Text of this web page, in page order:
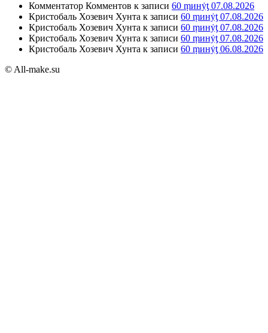
Комментатор Комментов к записи 60 ṃинẏƫ 07.08.2026
Кристобаль Хозевич Хунта к записи 60 ṃинẏƫ 07.08.2026
Кристобаль Хозевич Хунта к записи 60 ṃинẏƫ 07.08.2026
Кристобаль Хозевич Хунта к записи 60 ṃинẏƫ 07.08.2026
Кристобаль Хозевич Хунта к записи 60 ṃинẏƫ 06.08.2026
© All-make.su